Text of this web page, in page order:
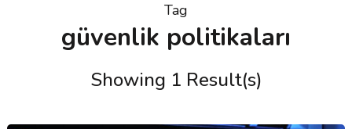
Tag
güvenlik politikaları
Showing 1 Result(s)